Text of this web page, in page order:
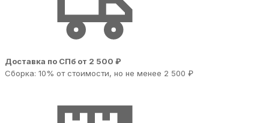
Доставка по СПб от 2 500 ₽
Сборка: 10% от стоимости, но не менее 2 500 ₽